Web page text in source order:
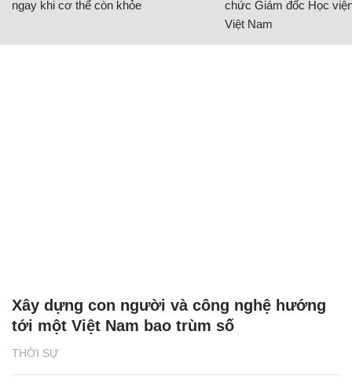
ngay khi cơ thể còn khỏe
chức Giám đốc Học
Việt Nam
THỜI SỰ
Xây dựng con người và công nghệ hướng
tới một Việt Nam bao trùm số